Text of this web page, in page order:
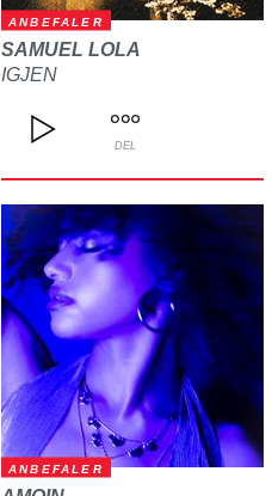
ANBEFALER
SAMUEL LOLA
IGJEN
DEL
ANBEFALER